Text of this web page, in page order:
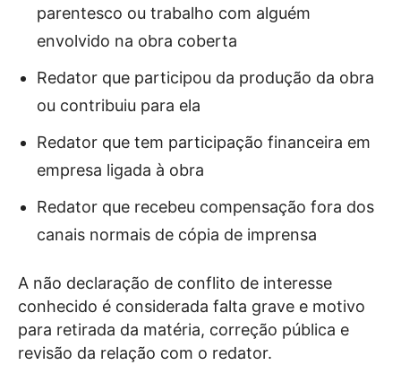
parentesco ou trabalho com alguém
envolvido na obra coberta
Redator que participou da produção da obra
ou contribuiu para ela
Redator que tem participação financeira em
empresa ligada à obra
Redator que recebeu compensação fora dos
canais normais de cópia de imprensa
A não declaração de conflito de interesse
conhecido é considerada falta grave e motivo
para retirada da matéria, correção pública e
revisão da relação com o redator.